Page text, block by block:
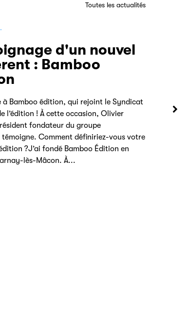
Toutes les actualités
d'un nouvel
: Bamboo
à Bamboo édition, qui rejoint le Syndicat
l’édition ! À cette occasion, Olivier
fondateur du groupe
témoigne. Comment définiriez-vous votre
?J’ai fondé Bamboo Édition en
lès-Mâcon. À...